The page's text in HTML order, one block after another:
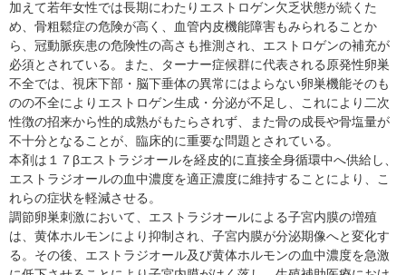
加えて若年女性では長期にわたりエストロゲン欠乏状態が続くた
め、骨粗鬆症の危険が高く、血管内皮機能障害もみられることか
ら、冠動脈疾患の危険性の高さも推測され、エストロゲンの補充が
必須とされている。また、ターナー症候群に代表される原発性卵巣
不全では、視床下部・脳下垂体の異常にはよらない卵巣機能そのも
のの不全によりエストロゲン生成・分泌が不足し、これにより二次
性徴の招来から性的成熟がもたらされず、また骨の成長や骨塩量が
不十分となることが、臨床的に重要な問題とされている。
本剤は１７βエストラジオールを経皮的に直接全身循環中へ供給し、
エストラジオールの血中濃度を適正濃度に維持することにより、こ
れらの症状を軽減させる。
調節卵巣刺激において、エストラジオールによる子宮内膜の増殖
は、黄体ホルモンにより抑制され、子宮内膜が分泌期像へと変化す
る。その後、エストラジオール及び黄体ホルモンの血中濃度を急激